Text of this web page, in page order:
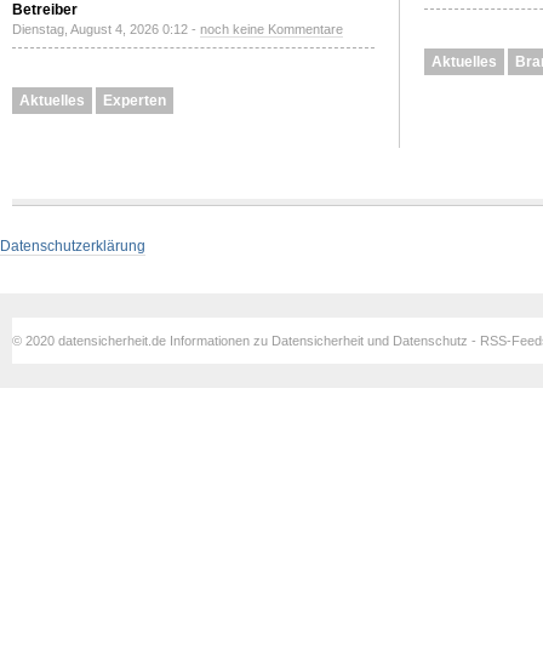
Betreiber
Dienstag, August 4, 2026 0:12 - noch keine Kommentare
Aktuelles Experten
Aktuelles
Datenschutzerklärung
© 2020 datensicherheit.de Informationen zu Datensicherheit und Datenschutz - RSS-